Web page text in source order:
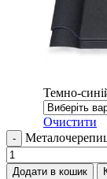
Темно-
Очистити
Додати в кошик